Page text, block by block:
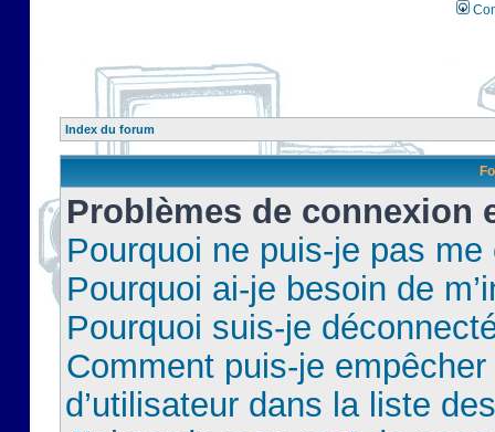
Index du forum
Problèmes de connexion
Pourquoi ne puis-je pas
Pourquoi ai-je besoin de
Pourquoi suis-je
Comment puis-je
d’utilisateur dans la liste